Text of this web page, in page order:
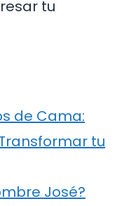
tu
de Cama:
tu
José?